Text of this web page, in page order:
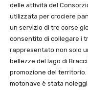
delle attività del
utilizzata per crociere
un servizio di tre corse
consentito di collegare i
rappresentato non solo
bellezze del lago di
promozione del
motonave è stata